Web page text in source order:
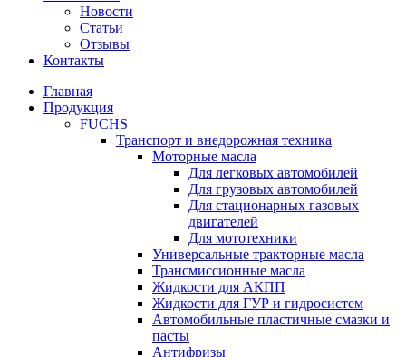
Новости
Статьи
Отзывы
Контакты
Главная
Продукция
FUCHS
Транспорт и внедорожная техника
Моторные масла
Для легковых автомобилей
Для грузовых автомобилей
Для стационарных газовых
двигателей
Для мототехники
Универсальные тракторные масла
Трансмиссионные масла
Жидкости для АКПП
Жидкости для ГУР и гидросистем
Автомобильные пластичные смазки и
пасты
Антифризы